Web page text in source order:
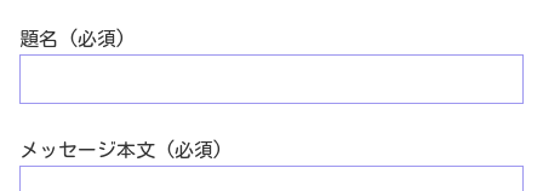
題名 (必須)
メッセージ本文 (必須)